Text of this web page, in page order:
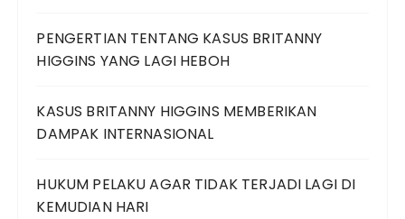
PENGERTIAN TENTANG KASUS BRITANNY
HIGGINS YANG LAGI HEBOH
KASUS BRITANNY HIGGINS MEMBERIKAN
DAMPAK INTERNASIONAL
HUKUM PELAKU AGAR TIDAK TERJADI LAGI DI
KEMUDIAN HARI